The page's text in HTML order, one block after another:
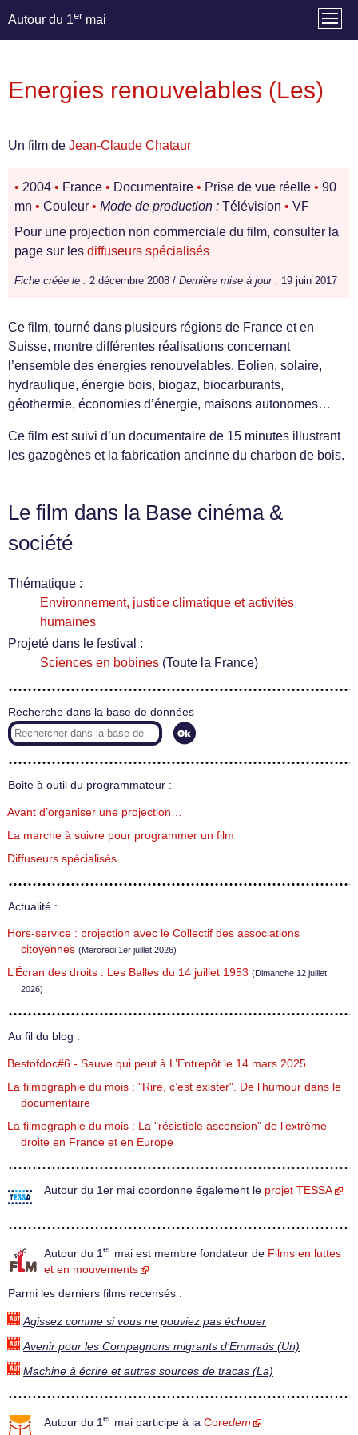
Autour du 1er mai
Energies renouvelables (Les)
Un film de Jean-Claude Chataur
• 2004 • France • Documentaire • Prise de vue réelle • 90
mn • Couleur • Mode de production : Télévision • VF
Pour une projection non commerciale du film, consulter la
page sur les diffuseurs spécialisés
Fiche créée le : 2 décembre 2008 / Dernière mise à jour : 19 juin 2017
Ce film, tourné dans plusieurs régions de France et en
Suisse, montre différentes réalisations concernant
l’ensemble des énergies renouvelables. Eolien, solaire,
hydraulique, énergie bois, biogaz, biocarburants,
géothermie, économies d’énergie, maisons autonomes…
Ce film est suivi d’un documentaire de 15 minutes illustrant
les gazogènes et la fabrication ancinne du charbon de bois.
Le film dans la Base cinéma &
société
Thématique :
Environnement, justice climatique et activités
humaines
Projeté dans le festival :
Sciences en bobines (Toute la France)
Recherche dans la base de données
Boite à outil du programmateur :
Avant d’organiser une projection…
La marche à suivre pour programmer un film
Diffuseurs spécialisés
Actualité :
Hors-service : projection avec le Collectif des associations
citoyennes (Mercredi 1er juillet 2026)
L’Écran des droits : Les Balles du 14 juillet 1953 (Dimanche 12 juillet
2026)
Au fil du blog :
Bestofdoc#6 - Sauve qui peut à L’Entrepôt le 14 mars 2025
La filmographie du mois : "Rire, c’est exister". De l’humour dans le
documentaire
La filmographie du mois : La "résistible ascension" de l’extrême
droite en France et en Europe
Autour du 1er mai coordonne également le projet TESSA
Autour du 1 er mai est membre fondateur de Films en luttes
et en mouvements
Parmi les derniers films recensés :
Agissez comme si vous ne pouviez pas échouer
Avenir pour les Compagnons migrants d’Emmaüs (Un)
Machine à écrire et autres sources de tracas (La)
Autour du 1 er mai participe à la Coredem